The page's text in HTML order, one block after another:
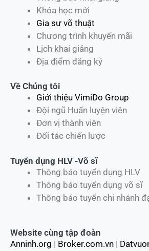
Khóa học mới
Gia sư võ thuật
Chương trình khuyến mãi
Lịch khai giảng
Địa điểm đăng ký
Về Chúng tôi
Giới thiệu VimiDo Group
Đội ngũ Huấn luyện viên
Đơn vị thành viên
Đối tác chiến lược
Tuyển dụng HLV -Võ sĩ
Thông báo tuyển dụng HLV
Thông báo tuyển dụng võ sĩ
Thông báo tuyển chi nhánh
Website cùng tập đoàn
Anninh.org | Broker.com.vn |